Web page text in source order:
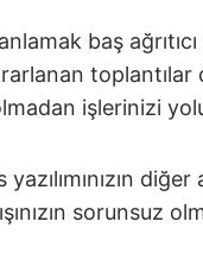
baş
işlerinizi
sorunsuz